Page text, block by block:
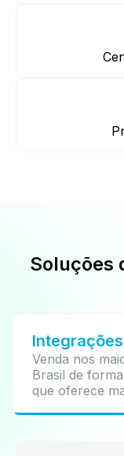
Soluções
Integrações
Venda nos
Brasil de
que oferece